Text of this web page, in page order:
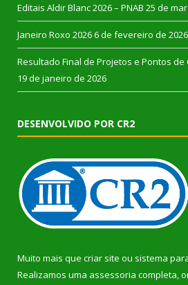
Editais Aldir Blanc 2026 – PNAB 25 de
Janeiro Roxo 2026 6 de fevereiro de 2026
Resultado Final de Projetos e Pontos de
19 de janeiro de 2026
DESENVOLVIDO POR CR2
Muito mais que criar site ou sistema
Realizamos uma assessoria completa,